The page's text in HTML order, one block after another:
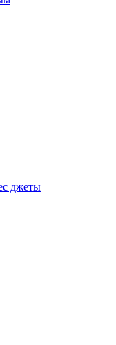
джеты